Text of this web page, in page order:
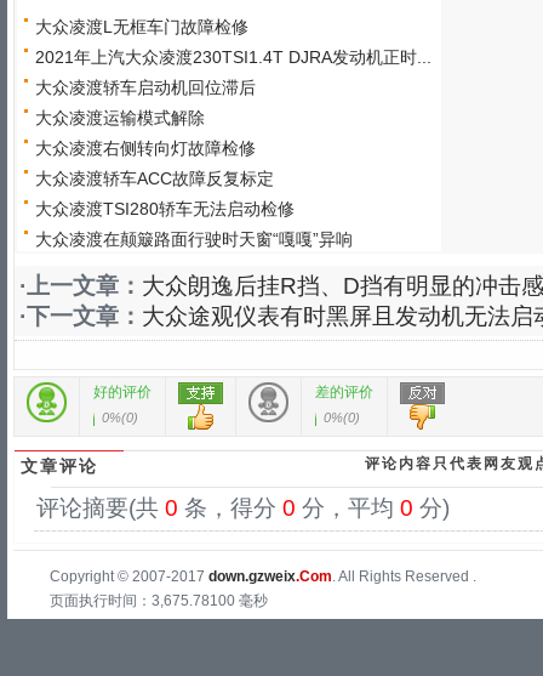
大众凌渡L无框车门故障检修
2021年上汽大众凌渡230TSI1.4T DJRA发动机正时...
大众凌渡轿车启动机回位滞后
大众凌渡运输模式解除
大众凌渡右侧转向灯故障检修
大众凌渡轿车ACC故障反复标定
大众凌渡TSI280轿车无法启动检修
大众凌渡在颠簸路面行驶时天窗“嘎嘎”异响
·上一文章： 大众朗逸后挂R挡、D挡有明显的冲击感
·下一文章： 大众途观仪表有时黑屏且发动机无法启
好的评价
0%(0)
差的评价
0%(0)
文章评论 评论内容只代表网友观
评论摘要(共 0 条，得分 0 分，平均 0 分)
Copyright © 2007-2017 down.gzweix.Com . All Rights Reserved .
页面执行时间：3,675.78100 毫秒